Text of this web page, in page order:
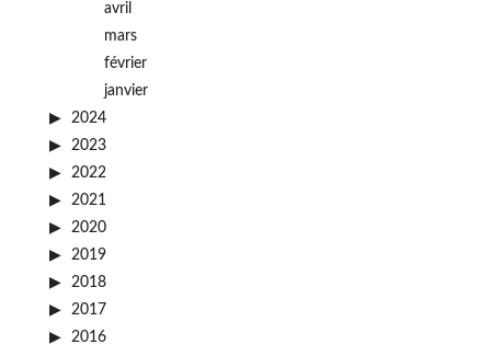
avril
mars
février
janvier
2024
2023
2022
2021
2020
2019
2018
2017
2016